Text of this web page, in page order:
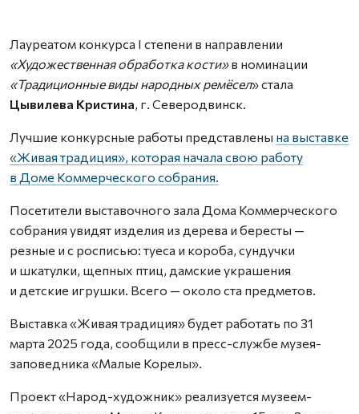
Лауреатом конкурса I степени в направлении
«Художественная обработка кости»в номинации
«Традиционные виды народных ремёсел» стала
Цывилева Кристина, г. Северодвинск.
Лучшие конкурсные работы представлены на выставке
«Живая традиция», которая начала свою работу
в Доме Коммерческого собрания.
Посетители выставочного зала Дома Коммерческого
собрания увидят изделия из дерева и бересты —
резные и с росписью: туеса и короба, сундучки
и шкатулки, щепных птиц, дамские украшения
и детские игрушки. Всего — около ста предметов.
Выставка «Живая традиция» будет работать по 31
марта 2025 года, сообщили в пресс-службе музея-
заповедника «Малые Корелы».
Проект «Народ-художник» реализуется музеем-